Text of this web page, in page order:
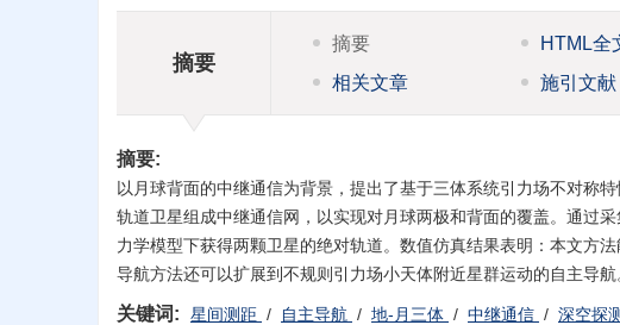
摘要
摘要 HTML全
相关文章
施引文献
摘要:
以月球背面的中继通信为背景，提出了基于三体系统引力场不对称
轨道卫星组成中继通信网，以实现对月球两极和背面的覆盖。通过
力学模型下获得两颗卫星的绝对轨道。数值仿真结果表明：本文方
导航方法还可以扩展到不规则引力场小天体附近星群运动的自主导航
关键词: 星间测距 / 自主导航 / 地-月三体 / 中继通信 / 深空探测